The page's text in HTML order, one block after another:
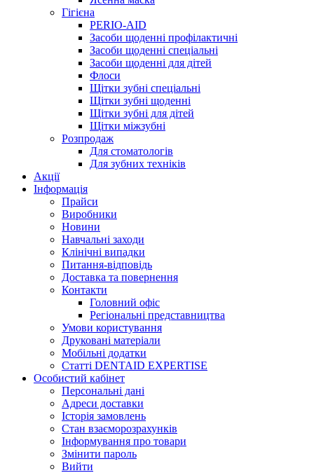
Гігієна
PERIO-AID
Засоби щоденні профілактичні
Засоби щоденні спеціальні
Засоби щоденні для дітей
Флоси
Щітки зубні спеціальні
Щітки зубні щоденні
Щітки зубні для дітей
Щітки міжзубні
Розпродаж
Для стоматологів
Для зубних техніків
Акції
Інформація
Прайси
Виробники
Новини
Навчальні заходи
Клінічні випадки
Питання-відповідь
Доставка та повернення
Контакти
Головний офіс
Регіональні представництва
Умови користування
Друковані матеріали
Мобільні додатки
Статті DENTAID EXPERTISE
Особистий кабінет
Персональні дані
Адреси доставки
Історія замовлень
Стан взаєморозрахунків
Інформування про товари
Змінити пароль
Вийти